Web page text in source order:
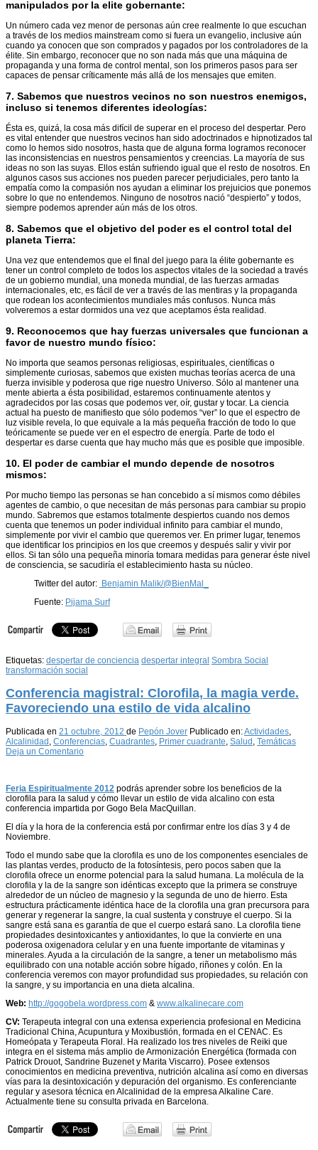
manipulados por la elite gobernante:
Un número cada vez menor de personas aún cree realmente lo que escuchan
a través de los medios mainstream como si fuera un evangelio, inclusive aún
cuando ya conocen que son comprados y pagados por los controladores de la
élite. Sin embargo, reconocer que no son nada más que una máquina de
propaganda y una forma de control mental, son los primeros pasos para ser
capaces de pensar críticamente más allá de los mensajes que emiten.
7. Sabemos que nuestros vecinos no son nuestros enemigos,
incluso si tenemos diferentes ideologías:
Ésta es, quizá, la cosa más difícil de superar en el proceso del despertar. Pero
es vital entender que nuestros vecinos han sido adoctrinados e hipnotizados tal
como lo hemos sido nosotros, hasta que de alguna forma logramos reconocer
las inconsistencias en nuestros pensamientos y creencias. La mayoría de sus
ideas no son las suyas. Ellos están sufriendo igual que el resto de nosotros. En
algunos casos sus acciones nos pueden parecer perjudiciales, pero tanto la
empatía como la compasión nos ayudan a eliminar los prejuicios que ponemos
sobre lo que no entendemos. Ninguno de nosotros nació “despierto” y todos,
siempre podemos aprender aún más de los otros.
8. Sabemos que el objetivo del poder es el control total del
planeta Tierra:
Una vez que entendemos que el final del juego para la élite gobernante es
tener un control completo de todos los aspectos vitales de la sociedad a través
de un gobierno mundial, una moneda mundial, de las fuerzas armadas
internacionales, etc, es fácil de ver a través de las mentiras y la propaganda
que rodean los acontecimientos mundiales más confusos. Nunca más
volveremos a estar dormidos una vez que aceptamos ésta realidad.
9. Reconocemos que hay fuerzas universales que funcionan a
favor de nuestro mundo físico:
No importa que seamos personas religiosas, espirituales, científicas o
simplemente curiosas, sabemos que existen muchas teorías acerca de una
fuerza invisible y poderosa que rige nuestro Universo. Sólo al mantener una
mente abierta a ésta posibilidad, estaremos continuamente atentos y
agradecidos por las cosas que podemos ver, oír, gustar y tocar. La ciencia
actual ha puesto de manifiesto que sólo podemos “ver” lo que el espectro de
luz visible revela, lo que equivale a la más pequeña fracción de todo lo que
teóricamente se puede ver en el espectro de energía. Parte de todo el
despertar es darse cuenta que hay mucho más que es posible que imposible.
10. El poder de cambiar el mundo depende de nosotros
mismos:
Por mucho tiempo las personas se han concebido a sí mismos como débiles
agentes de cambio, o que necesitan de más personas para cambiar su propio
mundo. Sabremos que estamos totalmente despiertos cuando nos demos
cuenta que tenemos un poder individual infinito para cambiar el mundo,
simplemente por vivir el cambio que queremos ver. En primer lugar, tenemos
que identificar los principios en los que creemos y después salir y vivir por
ellos. Si tan sólo una pequeña minoría tomara medidas para generar éste nivel
de consciencia, se sacudiría el establecimiento hasta su núcleo.
Twitter del autor: Benjamin Malik/@BienMal_
Fuente: Pijama Surf
Etiquetas: despertar de conciencia despertar integral Sombra Social
transformación social
Conferencia magistral: Clorofila, la magia verde.
Favoreciendo una estilo de vida alcalino
Publicada en 21 octubre, 2012 de Pepón Jover Publicado en:Actividades,
Alcalinidad , Conferencias, Cuadrantes, Primer cuadrante, Salud , Temáticas
Deja un Comentario
Feria Espiritualmente 2012 podrás aprender sobre los beneficios de la
clorofila para la salud y cómo llevar un estilo de vida alcalino con esta
conferencia impartida por Gogo Bela MacQuillan.
El día y la hora de la conferencia está por confirmar entre los días 3 y 4 de
Noviembre.
Todo el mundo sabe que la clorofila es uno de los componentes esenciales de
las plantas verdes, producto de la fotosíntesis, pero pocos saben que la
clorofila ofrece un enorme potencial para la salud humana. La molécula de la
clorofila y la de la sangre son idénticas excepto que la primera se construye
alrededor de un núcleo de magnesio y la segunda de uno de hierro. Esta
estructura prácticamente idéntica hace de la clorofila una gran precursora para
generar y regenerar la sangre, la cual sustenta y construye el cuerpo. Si la
sangre está sana es garantía de que el cuerpo estará sano. La clorofila tiene
propiedades desintoxicantes y antioxidantes, lo que la convierte en una
poderosa oxigenadora celular y en una fuente importante de vitaminas y
minerales. Ayuda a la circulación de la sangre, a tener un metabolismo más
equilibrado con una notable acción sobre hígado, riñones y colón. En la
conferencia veremos con mayor profundidad sus propiedades, su relación con
la sangre, y su importancia en una dieta alcalina.
Web: http://gogobela.wordpress.com & www.alkalinecare.com
CV: Terapeuta integral con una extensa experiencia profesional en Medicina
Tradicional China, Acupuntura y Moxibustión, formada en el CENAC. Es
Homeópata y Terapeuta Floral. Ha realizado los tres niveles de Reiki que
integra en el sistema más amplio de Armonización Energética (formada con
Patrick Drouot, Sandrine Buzenet y Marita Viscarro). Posee extensos
conocimientos en medicina preventiva, nutrición alcalina así como en diversas
vías para la desintoxicación y depuración del organismo. Es conferenciante
regular y asesora técnica en Alcalinidad de la empresa Alkaline Care.
Actualmente tiene su consulta privada en Barcelona.